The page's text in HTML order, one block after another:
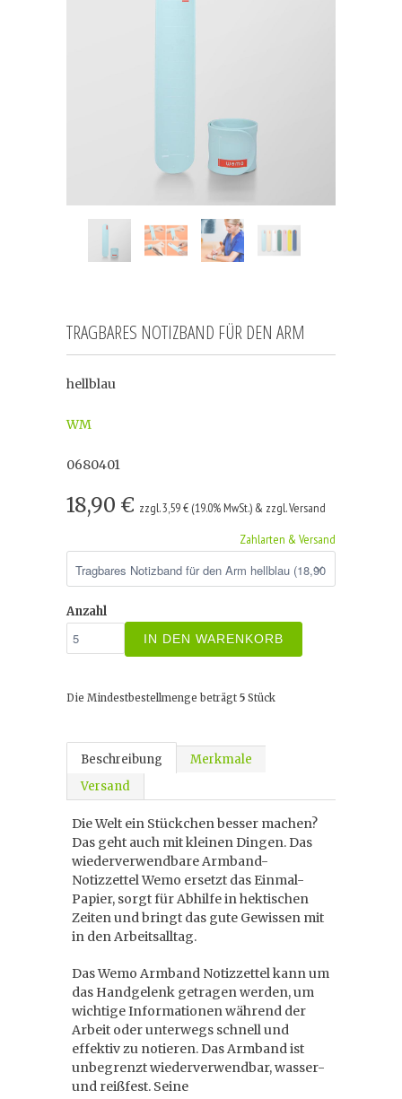
TRAGBARES NOTIZBAND FÜR DEN ARM
hellblau
WM
0680401
18,90 € zzgl. 3,59 € (19.0% MwSt.) & zzgl. Versand
Zahlarten & Versand
Anzahl
IN DEN WARENKORB
Die Mindestbestellmenge beträgt 5 Stück
Beschreibung
Merkmale
Versand
Die Welt ein Stückchen besser machen?
Das geht auch mit kleinen Dingen. Das
wiederverwendbare Armband-
Notizzettel Wemo ersetzt das Einmal-
Papier, sorgt für Abhilfe in hektischen
Zeiten und bringt das gute Gewissen mit
in den Arbeitsalltag.
Das Wemo Armband Notizzettel kann um
das Handgelenk getragen werden, um
wichtige Informationen während der
Arbeit oder unterwegs schnell und
effektiv zu notieren. Das Armband ist
unbegrenzt wiederverwendbar, wasser-
und reißfest. Seine